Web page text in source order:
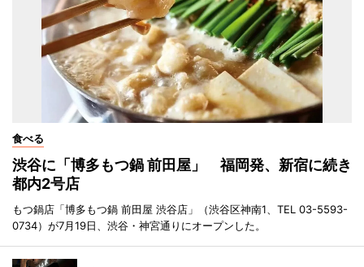
食べる
渋谷に「博多もつ鍋 前田屋」 福岡発、新宿に続き
都内2号店
もつ鍋店「博多もつ鍋 前田屋 渋谷店」（渋谷区神南1、TEL 03-5593-
0734）が7月19日、渋谷・神宮通りにオープンした。